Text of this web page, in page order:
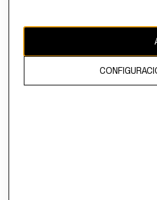
El contenido de esta página web está